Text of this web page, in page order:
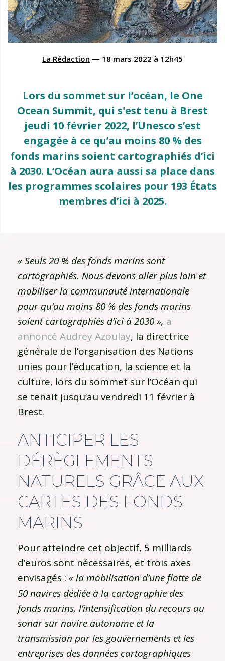
La Rédaction — 18 mars 2022 à 12h45
Lors du sommet sur l’océan, le One
Ocean Summit, qui s'est tenu à Brest
jeudi 10 février 2022, l’Unesco s’est
engagée à ce qu’au moins 80 % des
fonds marins soient cartographiés d’ici
à 2030. L’Océan aura aussi sa place dans
les programmes scolaires pour 193 États
membres d’ici à 2025.
« Seuls 20 % des fonds marins sont
cartographiés. Nous devons aller plus loin et
mobiliser la communauté internationale
pour qu’au moins 80 % des fonds marins
soient cartographiés d’ici à 2030 », a
annoncé Audrey Azoulay, la directrice
générale de l’organisation des Nations
unies pour l’éducation, la science et la
culture, lors du sommet sur l’Océan qui
se tenait jusqu’au vendredi 11 février à
Brest.
ANTICIPER LES
DÉRÈGLEMENTS
NATURELS GRÂCE AUX
CARTES DES FONDS
MARINS
Pour atteindre cet objectif, 5 milliards
d’euros sont nécessaires, et trois axes
envisagés : « la mobilisation d’une flotte de
50 navires dédiée à la cartographie des
fonds marins, l’intensification du recours au
sonar sur navire autonome et la
transmission par les gouvernements et les
entreprises des données cartographiques